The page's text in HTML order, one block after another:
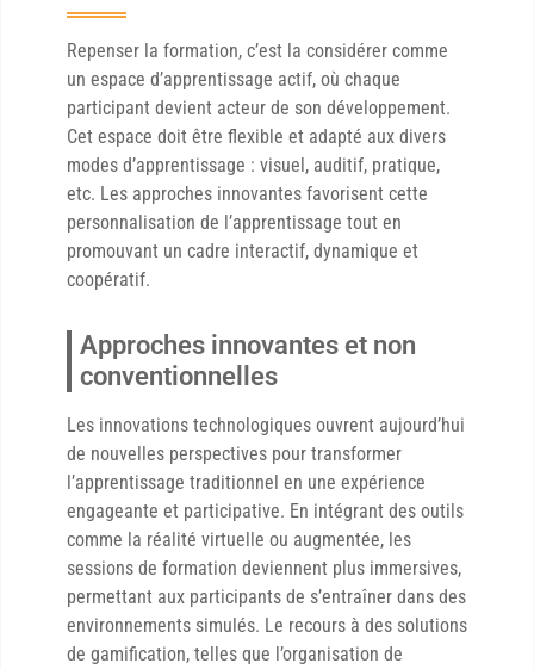
Repenser la formation, c’est la considérer comme
un espace d’apprentissage actif, où chaque
participant devient acteur de son développement.
Cet espace doit être flexible et adapté aux divers
modes d’apprentissage : visuel, auditif, pratique,
etc. Les approches innovantes favorisent cette
personnalisation de l’apprentissage tout en
promouvant un cadre interactif, dynamique et
coopératif.
Approches innovantes et non
conventionnelles
Les innovations technologiques ouvrent aujourd’hui
de nouvelles perspectives pour transformer
l’apprentissage traditionnel en une expérience
engageante et participative. En intégrant des outils
comme la réalité virtuelle ou augmentée, les
sessions de formation deviennent plus immersives,
permettant aux participants de s’entraîner dans des
environnements simulés. Le recours à des solutions
de gamification, telles que l’organisation de